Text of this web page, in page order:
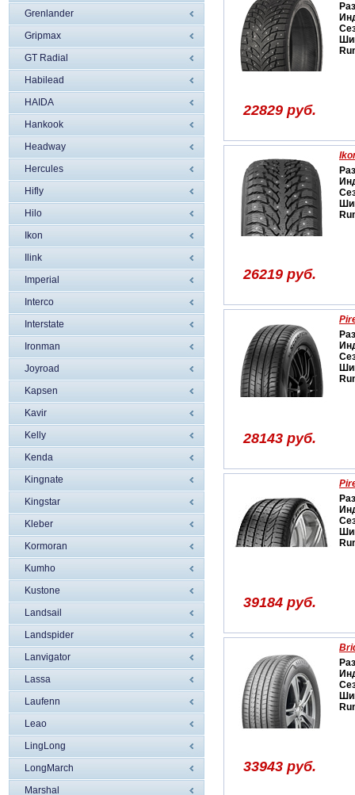
Grenlander
Gripmax
GT Radial
Habilead
HAIDA
Hankook
Headway
Hercules
Hifly
Hilo
Ikon
Ilink
Imperial
Interco
Interstate
Ironman
Joyroad
Kapsen
Kavir
Kelly
Kenda
Kingnate
Kingstar
Kleber
Kormoran
Kumho
Kustone
Landsail
Landspider
Lanvigator
Lassa
Laufenn
Leao
LingLong
LongMarch
Marshal
22829 руб.
26219 руб.
28143 руб.
39184 руб.
33943 руб.